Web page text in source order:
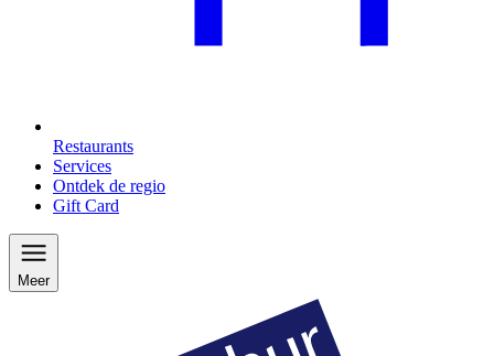
Restaurants
Services
Ontdek de regio
Gift Card
Meer